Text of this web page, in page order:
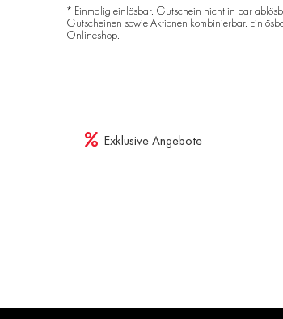
* Einmalig einlösbar. Gutschein nicht in bar
Gutscheinen sowie Aktionen kombinierbar.
Onlineshop.
Exklusive Angebote